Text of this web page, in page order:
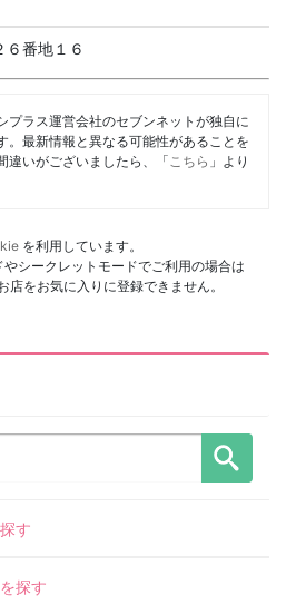
番地１６
プラス運営会社のセブンネットが独自に
。最新情報と異なる可能性があることを
違いがございましたら、「 こちら 」より
を利用しています。
シークレットモードでご利用の場合は
をお気に入りに登録できません。
す
探す